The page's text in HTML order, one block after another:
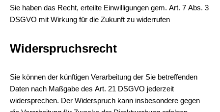
Sie haben das Recht, erteilte Einwilligungen gem. Art. 7 Abs. 3
DSGVO mit Wirkung für die Zukunft zu widerrufen
Widerspruchsrecht
Sie können der künftigen Verarbeitung der Sie betreffenden
Daten nach Maßgabe des Art. 21 DSGVO jederzeit
widersprechen. Der Widerspruch kann insbesondere gegen